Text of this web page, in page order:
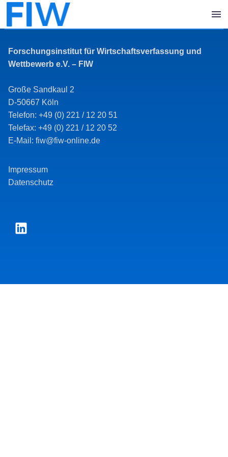
Forschungsinstitut für Wirtschaftsverfassung und
Wettbewerb e.V. – FIW
Große Sandkaul 2
D-50667 Köln
Telefon: +49 (0) 221 / 12 20 51
Telefax: +49 (0) 221 / 12 20 52
E-Mail: fiw@fiw-online.de
Impressum
Datenschutz